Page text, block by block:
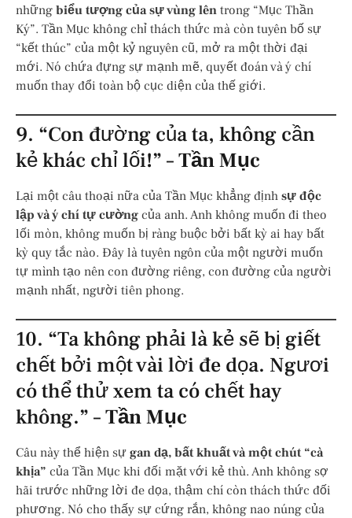
những biểu tượng của sự vùng lên trong “Mục Thần
Ký”. Tần Mục không chỉ thách thức mà còn tuyên bố sự
“kết thúc” của một kỷ nguyên cũ, mở ra một thời đại
mới. Nó chứa đựng sự mạnh mẽ, quyết đoán và ý chí
muốn thay đổi toàn bộ cục diện của thế giới.
9. “Con đường của ta, không cần
kẻ khác chỉ lối!” –Tần Mục
Lại một câu thoại nữa của Tần Mục khẳng định sự độc
lập và ý chí tự cường của anh. Anh không muốn đi theo
lối mòn, không muốn bị ràng buộc bởi bất kỳ ai hay bất
kỳ quy tắc nào. Đây là tuyên ngôn của một người muốn
tự mình tạo nên con đường riêng, con đường của người
mạnh nhất, người tiên phong.
10. “Ta không phải là kẻ sẽ bị giết
chết bởi một vài lời đe dọa. Ngươi
có thể thử xem ta có chết hay
không.” –Tần Mục
Câu này thể hiện sự gan dạ, bất khuất và một chút “cà
khịa” của Tần Mục khi đối mặt với kẻ thù. Anh không sợ
hãi trước những lời đe dọa, thậm chí còn thách thức đối
phương. Nó cho thấy sự cứng rắn, không nao núng của